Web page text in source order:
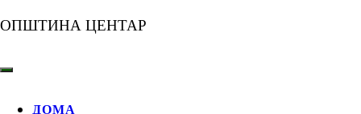
ОПШТИНА ЦЕНТАР
ДОМА